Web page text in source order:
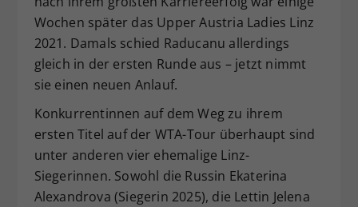
Wochen später das Upper Austria Ladies Linz
2021. Damals schied Raducanu allerdings
gleich in der ersten Runde aus – jetzt nimmt
sie einen neuen Anlauf.
Konkurrentinnen auf dem Weg zu ihrem
ersten Titel auf der WTA-Tour überhaupt sind
unter anderen vier ehemalige Linz-
Siegerinnen. Sowohl die Russin Ekaterina
Alexandrova (Siegerin 2025), die Lettin Jelena